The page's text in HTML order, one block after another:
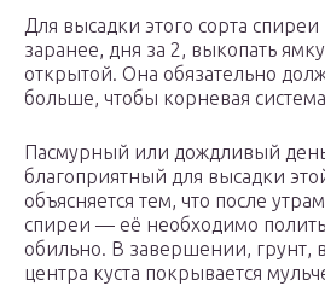
Для высадки этого сорта
заранее, дня за 2, выкопать
открытой. Она обязательно
больше, чтобы корневая
Пасмурный или дождливый
благоприятный для высадки
объясняется тем, что после
спиреи — её необходимо
обильно. В завершении, грунт,
центра куста покрывается